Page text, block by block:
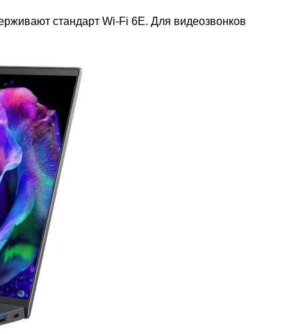
стандарт Wi-Fi 6E. Для видеозвонков